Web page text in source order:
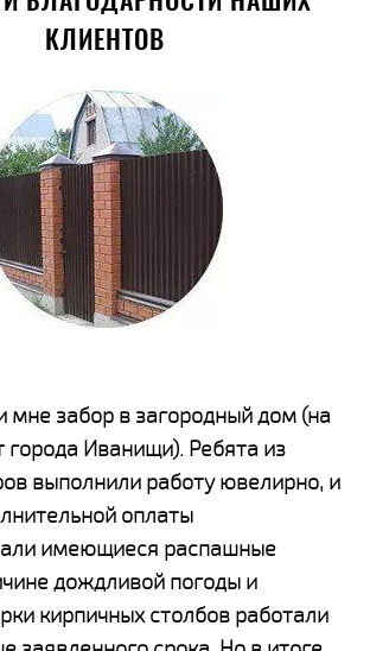
КЛИЕНТОВ
мне забор в загородный дом (на
Иванищи). Ребята из
выполнили работу ювелирно, и
оплаты
имеющиеся распашные
дождливой погоды и
кирпичных столбов работали